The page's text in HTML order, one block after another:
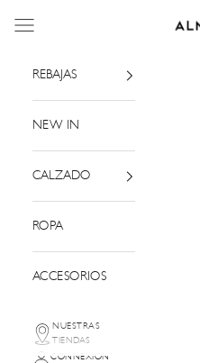
Menu
REBAJAS
NEW IN
CALZADO
ROPA
ACCESORIOS
NUESTRAS
TIENDAS
CONNEXION